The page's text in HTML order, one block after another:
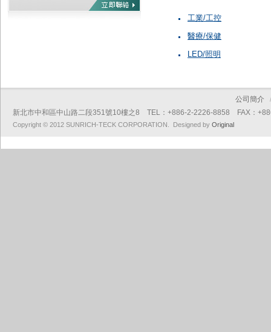
工業/工控
醫療/保健
LED/照明
公司簡介 /
新北市中和區中山路二段351號10樓之8 TEL：+886-2-2226-8858 FAX：
Copyright © 2012 SUNRICH-TECK CORPORATION. Designed by Original